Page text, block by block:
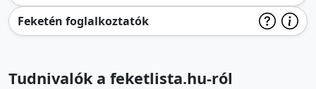
Feketén foglalkoztatók
Tudnivalók a feketlista.hu-ról